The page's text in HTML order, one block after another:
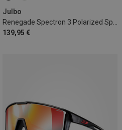
Julbo
139,95 €